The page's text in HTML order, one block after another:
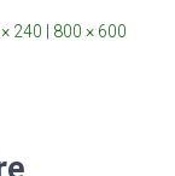
240 | 800 × 600